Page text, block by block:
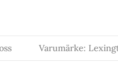
Varumärke: